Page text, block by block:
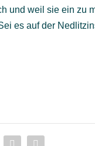
und weil sie ein zu
es auf der